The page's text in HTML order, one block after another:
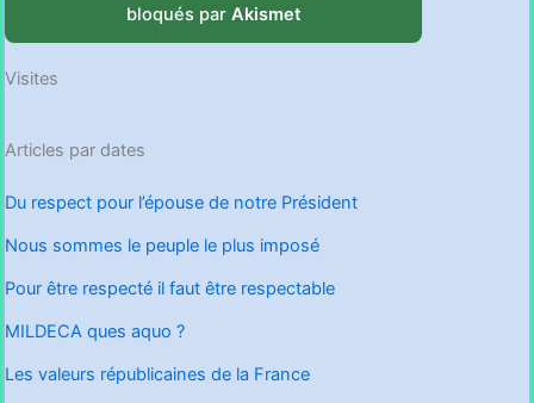
bloqués par Akismet
Visites
Articles par dates
Du respect pour l’épouse de notre Président
Nous sommes le peuple le plus imposé
Pour être respecté il faut être respectable
MILDECA ques aquo ?
Les valeurs républicaines de la France